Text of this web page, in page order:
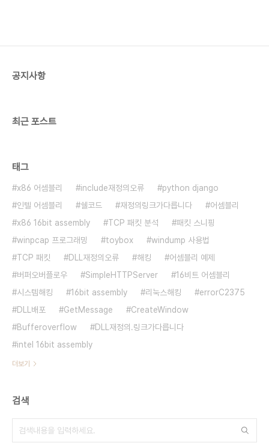
공지사항
최근 포스트
태그
x86 어셈블리 include재정의오류
python django
인텔 어셈블리
쉘코드 재정의링크가다릅니다
어셈블리
x86 16bit assembly
TCP 패킷 분석
패킷 스니핑
winpcap 프로그래밍
toybox
windump 사용법
TCP 패킷
DLL재정의오류 해킹
어셈블리 예제
버퍼오버플로우
SimpleHTTPServer
16비트 어셈블리
시스템해킹
16bit assembly 리눅스해킹
errorC2375
DLL배포
GetMessage
CreateWindow
Bufferoverflow
DLL재정의.링크가다릅니다
intel 16bit assembly
더보기
검색